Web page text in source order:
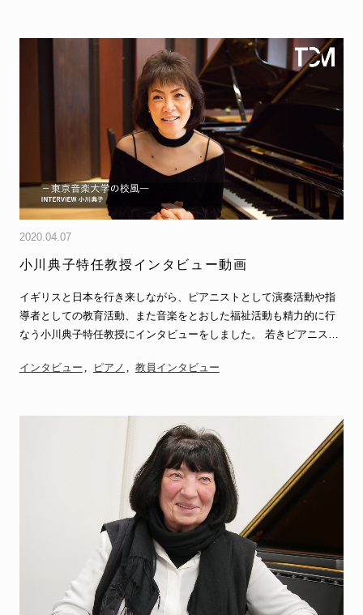
2020.04.07
小川典子特任教授インタビュー動画
イギリスと日本を行き来しながら、ピアニストとして演奏活動や指
導者としての教育活動、また音楽をとおした福祉活動も精力的に行
なう小川典子特任教授にインタビューをしました。 若きピアニスト
インタビュー
ピアノ 教員インタビュー